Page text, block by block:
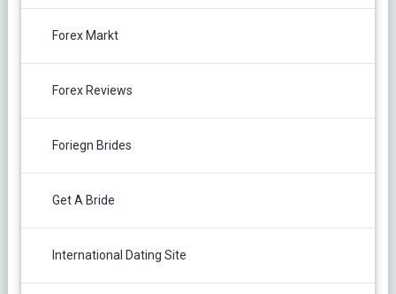
Forex Markt
Forex Reviews
Foriegn Brides
Get A Bride
International Dating Site